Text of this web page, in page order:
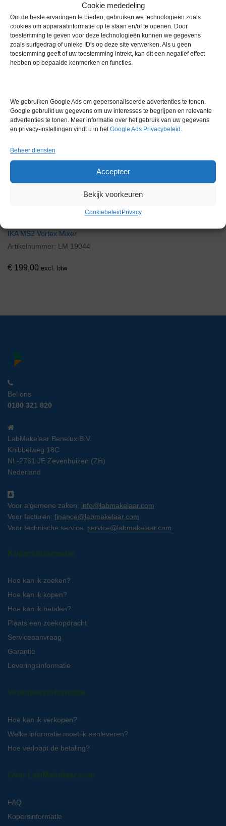
Cookie mededeling
Om de beste ervaringen te bieden, gebruiken we technologieën zoals
cookies om apparaatinformatie op te slaan en/of te openen. Door
toestemming te geven voor deze technologieën kunnen we gegevens
zoals surfgedrag of unieke ID's op deze site verwerken. Als u geen
toestemming geeft of uw toestemming intrekt, kan dit een negatief effect
hebben op bepaalde kenmerken en functies.
We gebruiken Google Ads om gepersonaliseerde advertenties te tonen.
Google gebruikt uw gegevens om uw interesses te begrijpen en relevante
advertenties te tonen. Meer informatie over het gebruik van uw gegevens
en privacy-instellingen vindt u in hetGoogle Ads Privacybeleid .
Beheer diensten
Accepteer
Bekijk voorkeuren
Cookiebeleid Privacy
6 maanden
Conditie Gebruikt in goede conditie
Merk Heidolph
Gerelateerde producten
IKA MS2 Vortex Mixer
Artikelnummer: LM 19044
€ 199,00 excl. btw
Bel ons
0180 321 820
LabMakelaar Benelux B.V.
Knibbelweg 18C
NL-2761 JE Zevenhuizen (ZH)
Nederland
Voor algemene zaken: info@labmakelaar.com
Voor facturen: finance@labmakelaar.com
Voor technische service: service@labmakelaar.com
Kopersinformatie
Hoe kan ik zoeken?
Hoe kan ik kopen?
Hoe kan ik betalen?
Plaats een zoekopdracht
Serviceaanvraag
Garantie
Leveringsinformatie
Verkopersinformatie
Hoe kan ik verkopen?
Welke informatie moet ik aanleveren?
Hoe verloopt de betaling?
Over LabMakelaar.com
FAQ
Kopersinformatie